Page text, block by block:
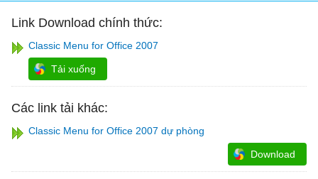
Link Download chính thức:
Classic Menu for Office 2007
Tải xuống
Các link tải khác:
Classic Menu for Office 2007 dự phòng
Download